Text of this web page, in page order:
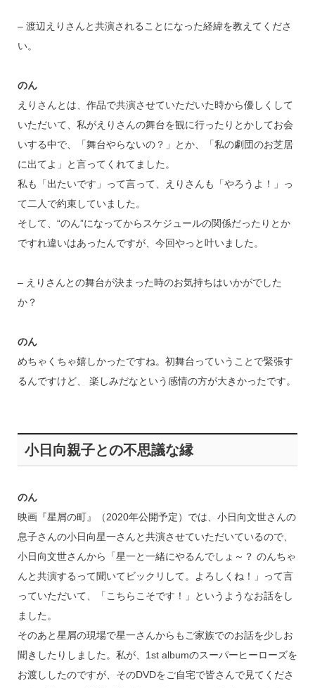
– 渡辺えりさんと共演されることになった経緯を教えてくださ
い。
のん
えりさんとは、作品で共演させていただいた時から優しくして
いただいて、私がえりさんの舞台を観に行ったりとかしてお会
いする中で、「舞台やらないの？」とか、「私の劇団のお芝居
に出てよ」と言ってくれてました。
私も「出たいです」って言って、えりさんも「やろうよ！」っ
て二人で約束していました。
そして、“のん”になってからスケジュールの関係だったりとか
ですれ違いはあったんですが、今回やっと叶いました。
– えりさんとの舞台が決まった時のお気持ちはいかがでした
か？
のん
めちゃくちゃ嬉しかったですね。初舞台っていうことで緊張す
るんですけど、 楽しみだなという感情の方が大きかったです。
小日向親子との不思議な縁
のん
映画『星屑の町』（2020年公開予定）では、小日向文世さんの
息子さんの小日向星一さんと共演させていただいているので、
小日向文世さんから「星一と一緒にやるんでしょ～？ のんちゃ
んと共演するって聞いてビックリして。よろしくね！」って言
っていただいて、「こちらこそです！」というようなお話をし
ました。
そのあと星屑の現場で星一さんからもご家族でのお話を少しお
聞きしたりしました。私が、1st albumのスーパーヒーローズを
お渡ししたのですが、そのDVDをご自宅で皆さんで見てくださ